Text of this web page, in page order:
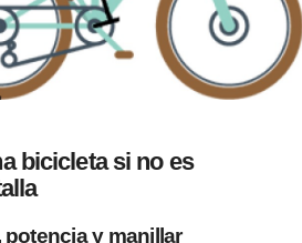
bicicleta si no es
y manillar